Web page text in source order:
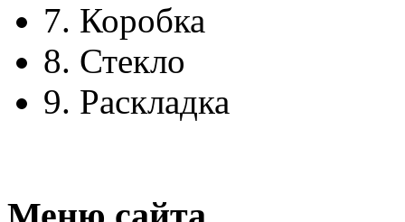
7. Коробка
8. Стекло
9. Раскладка